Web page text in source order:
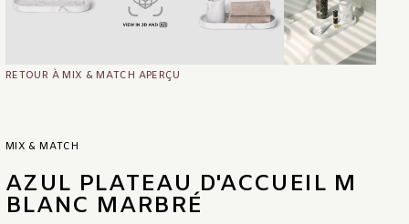
RETOUR À MIX & MATCH APERÇU
MIX & MATCH
AZUL PLATEAU D'ACCUEIL M
BLANC MARBRÉ